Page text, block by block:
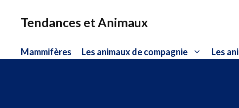
Tendances et Animaux
Mammifères Les animaux de compagnie Les